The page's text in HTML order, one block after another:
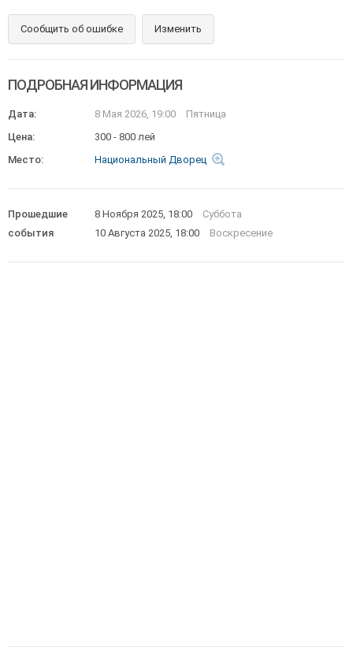
Сообщить об ошибке Изменить
ПОДРОБНАЯ ИНФОРМАЦИЯ
Дата: 8 Мая 2026, 19:00
Пятница
Цена:
300 - 800 лей
Место:
Национальный Дворец
Прошедшие
события
8 Ноября 2025, 18:00
Суббота
10 Августа 2025, 18:00
Воскресение